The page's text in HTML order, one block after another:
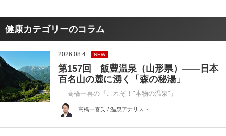
健康カテゴリーのコラム
2026.08.4 NEW
第157回 飯豊温泉（山形県）――日本
百名山の麓に湧く「森の秘湯」
高橋一喜の『これぞ！"本物の温泉"』
高橋一喜氏 / 温泉アナリスト